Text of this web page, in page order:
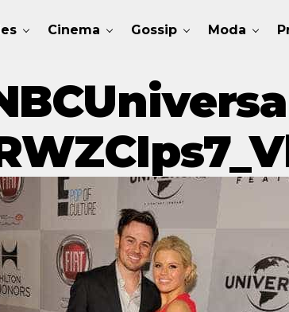
Cinema Gossip Moda